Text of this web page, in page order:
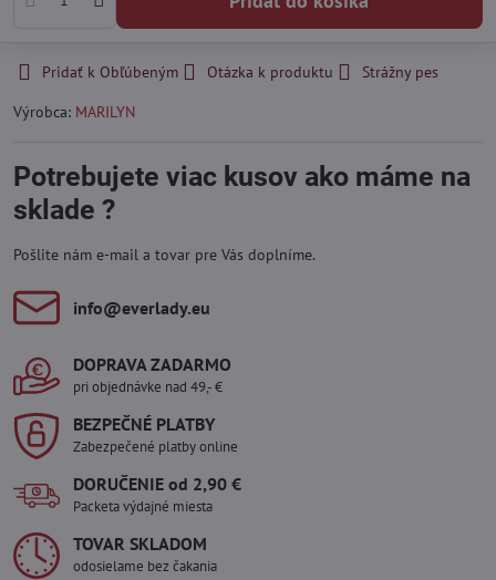
Pridať k Obľúbeným Otázka k produktu
Strážny pes
Výrobca: MARILYN
Potrebujete viac kusov ako máme na
sklade ?
Pošlite nám e-mail a tovar pre Vás doplníme.
info​@everlady​.eu
DOPRAVA ZADARMO
pri objednávke nad 49,- €
BEZPEČNÉ PLATBY
Zabezpečené platby online
DORUČENIE od 2,90 €
Packeta výdajné miesta
TOVAR SKLADOM
odosielame bez čakania